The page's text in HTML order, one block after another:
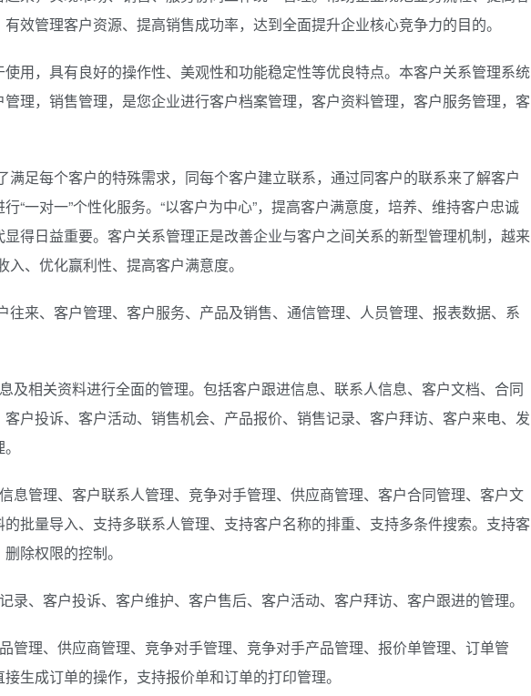
效管理客户资源、提高销售成功率，达到全面提升企业核心竞争力的目的。
，具有良好的操作性、美观性和功能稳定性等优良特点。本客户关系管理系统
理，销售管理，是您企业进行客户档案管理，客户资料管理，客户服务管理，客
足每个客户的特殊需求，同每个客户建立联系，通过同客户的联系来了解客户
“一对一”个性化服务。“以客户为中心”，提高客户满意度，培养、维持客户忠诚
得日益重要。客户关系管理正是改善企业与客户之间关系的新型管理机制，越来
、优化赢利性、提高客户满意度。
来、客户管理、客户服务、产品及销售、通信管理、人员管理、报表数据、系
相关资料进行全面的管理。包括客户跟进信息、联系人信息、客户文档、合同
户投诉、客户活动、销售机会、产品报价、销售记录、客户拜访、客户来电、发
管理、客户联系人管理、竞争对手管理、供应商管理、客户合同管理、客户文
批量导入、支持多联系人管理、支持客户名称的排重、支持多条件搜索。支持客
除权限的控制。
、客户投诉、客户维护、客户售后、客户活动、客户拜访、客户跟进的管理。
理、供应商管理、竞争对手管理、竞争对手产品管理、报价单管理、订单管
生成订单的操作，支持报价单和订单的打印管理。